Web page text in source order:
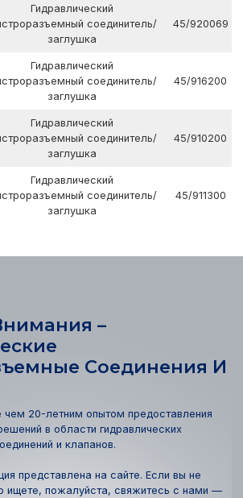
Гидравлический
соединитель/
заглушка
45/920069
Гидравлический
соединитель/
заглушка
45/916200
Гидравлический
соединитель/
заглушка
45/910200
Гидравлический
соединитель/
заглушка
45/911300
–
Соединения И
20-летним опытом предоставления
в области гидравлических
и клапанов.
представлена на сайте. Если вы не
ищете, пожалуйста, свяжитесь с нами —